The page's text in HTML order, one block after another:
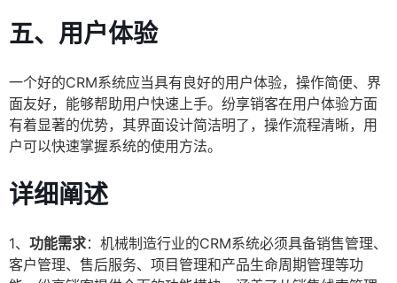
五、用户体验
一个好的CRM系统应当具有良好的用户体验，操作简便、界
面友好，能够帮助用户快速上手。纷享销客在用户体验方面
有着显著的优势，其界面设计简洁明了，操作流程清晰，用
户可以快速掌握系统的使用方法。
详细阐述
1、 功能需求：机械制造行业的CRM系统必须具备销售管理、
客户管理、售后服务、项目管理和产品生命周期管理等功